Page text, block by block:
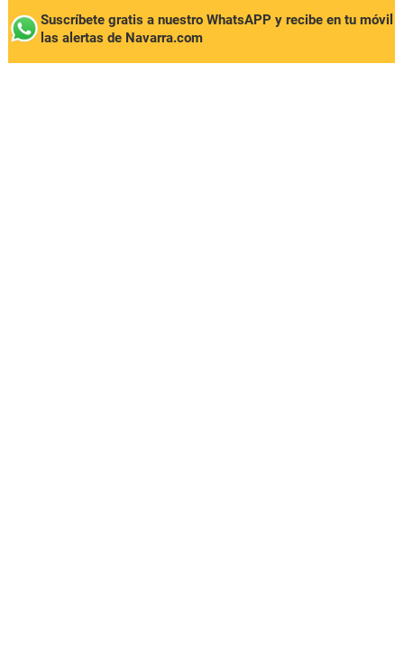
Suscríbete gratis a nuestro WhatsAPP y recibe en tu móvil
las alertas de Navarra.com